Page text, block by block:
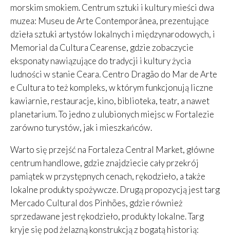
morskim smokiem. Centrum sztuki i kultury mieści dwa
muzea: Museu de Arte Contemporânea, prezentujące
dzieła sztuki artystów lokalnych i międzynarodowych, i
Memorial da Cultura Cearense, gdzie zobaczycie
eksponaty nawiązujące do tradycji i kultury życia
ludności w stanie Ceara. Centro Dragão do Mar de Arte
e Cultura to też kompleks, w którym funkcjonują liczne
kawiarnie, restauracje, kino, biblioteka, teatr, a nawet
planetarium. To jedno z ulubionych miejsc w Fortalezie
zarówno turystów, jak i mieszkańców.
Warto się przejść na Fortaleza Central Market, główne
centrum handlowe, gdzie znajdziecie cały przekrój
pamiątek w przystępnych cenach, rękodzieło, a także
lokalne produkty spożywcze. Drugą propozycją jest targ
Mercado Cultural dos Pinhões, gdzie również
sprzedawane jest rękodzieło, produkty lokalne. Targ
kryje się pod żelazną konstrukcją z bogatą historią: